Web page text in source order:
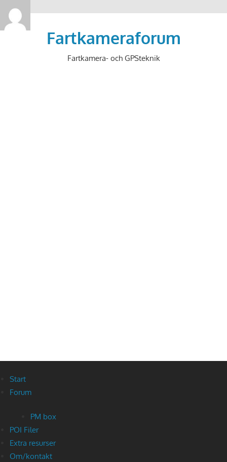
Hoppa
till
Fartkameraforum
Fartkamera- och GPSteknik
Start
Forum
PM box
POI Filer
Extra resurser
Om/kontakt